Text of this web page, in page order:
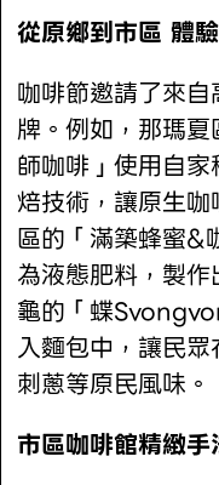
從原鄉到市區 體
咖啡節邀請了來
牌。例如，那瑪
師咖啡」使用自
焙技術，讓原生
區的「滿築蜂蜜&
為液態肥料，製
龜的「蝶
入麵包中，讓民
刺蔥等原民風味。
市區咖啡館精緻